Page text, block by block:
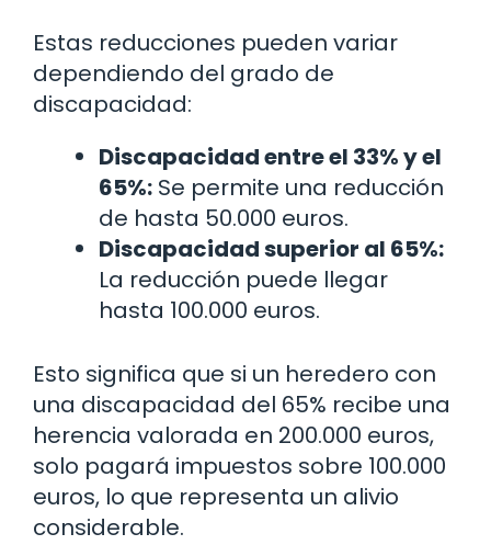
Estas reducciones pueden variar
dependiendo del grado de
discapacidad:
Discapacidad entre el 33% y el
65%: Se permite una reducción
de hasta 50.000 euros.
Discapacidad superior al 65%:
La reducción puede llegar
hasta 100.000 euros.
Esto significa que si un heredero con
una discapacidad del 65% recibe una
herencia valorada en 200.000 euros,
solo pagará impuestos sobre 100.000
euros, lo que representa un alivio
considerable.